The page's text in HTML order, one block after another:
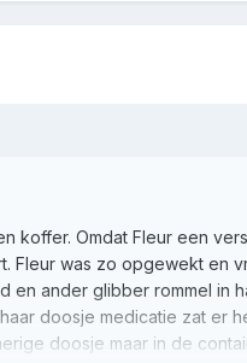
koffer. Omdat Fleur een
was zo opgewekt en
ander glibber rommel in
doosje medicatie zat er
doosje maar in de